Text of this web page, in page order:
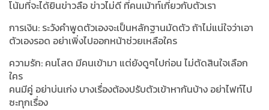
โน้มที่จะได้ยินข่าวลือ ข่าวไม่ดี ที่คนเม้าท์เกี่ยวกับตัวเรา
การเงิน: ระวังคำพูดตัวเองจะเป็นหลักฐานมัดตัว ถ้าไม่แน่ใจว่าเอา
ตัวเองรอด อย่าเพิ่งไปออกหน้าช่วยเหลือใคร
ความรัก: คนโสด มีคนเข้ามา แต่ยังดูๆไปก่อน ไม่ตัดสินใจเลือก
ใคร
คนมีคู่ อย่าบ่นเก่ง บางเรื่องต้องปรับตัวเข้าหากันบ้าง อย่าไฟท์ไป
ซะทุกเรื่อง